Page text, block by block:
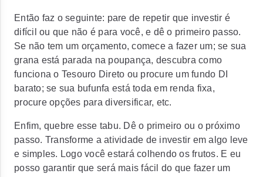
Então faz o seguinte: pare de repetir que investir é
difícil ou que não é para você, e dê o primeiro passo.
Se não tem um orçamento, comece a fazer um; se sua
grana está parada na poupança, descubra como
funciona o Tesouro Direto ou procure um fundo DI
barato; se sua bufunfa está toda em renda fixa,
procure opções para diversificar, etc.
Enfim, quebre esse tabu. Dê o primeiro ou o próximo
passo. Transforme a atividade de investir em algo leve
e simples. Logo você estará colhendo os frutos. E eu
posso garantir que será mais fácil do que fazer um